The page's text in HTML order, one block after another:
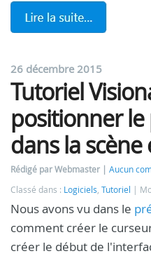
26 décembre 2015
Tutoriel
positionner
dans la
Rédigé par Webmaster
Aucun
Classé dans : Logiciels Tutoriel
Nous avons vu dans le
comment créer le
créer le début de